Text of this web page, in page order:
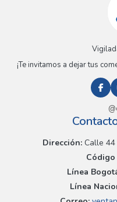
¡Te invitamos a dejar tus
Dirección:Calle 44
Línea
Línea